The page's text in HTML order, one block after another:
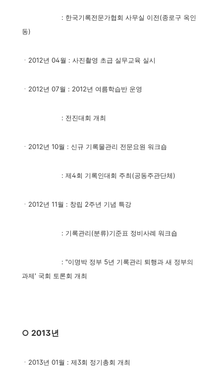
: 한국기록전문가협회 사무실 이전(종로구 옥인
동)
ㆍ2012년 04월 : 사진촬영 초급 실무교육 실시
ㆍ2012년 07월 : 2012년 여름학습반 운영
: 전진대회 개최
ㆍ2012년 10월 : 신규 기록물관리 전문요원 워크숍
: 제4회 기록인대회 주최(공동주관단체)
ㆍ2012년 11월 : 창립 2주년 기념 특강
: 기록관리(분류)기준표 정비사례 워크숍
: "이명박 정부 5년 기록관리 퇴행과 새 정부의
과제' 국회 토론회 개최
○ 2013년
ㆍ2013년 01월 : 제3회 정기총회 개최